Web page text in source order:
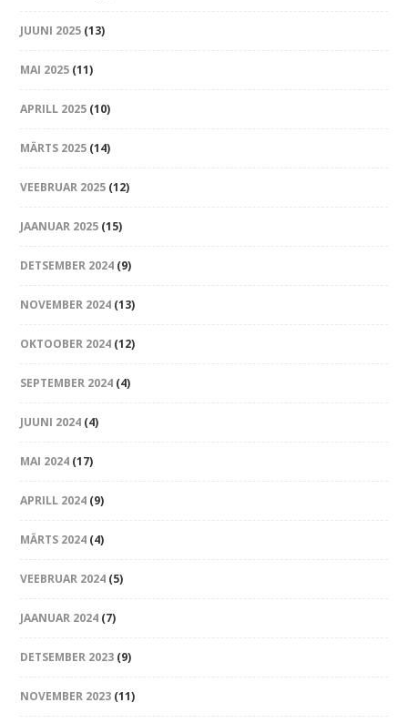
JUUNI 2025 (13)
MAI 2025 (11)
APRILL 2025 (10)
MÄRTS 2025 (14)
VEEBRUAR 2025 (12)
JAANUAR 2025 (15)
DETSEMBER 2024 (9)
NOVEMBER 2024 (13)
OKTOOBER 2024 (12)
SEPTEMBER 2024 (4)
JUUNI 2024 (4)
MAI 2024 (17)
APRILL 2024 (9)
MÄRTS 2024 (4)
VEEBRUAR 2024 (5)
JAANUAR 2024 (7)
DETSEMBER 2023 (9)
NOVEMBER 2023 (11)